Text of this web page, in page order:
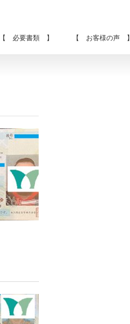
【 必要書類 】 【 お客様の声 】